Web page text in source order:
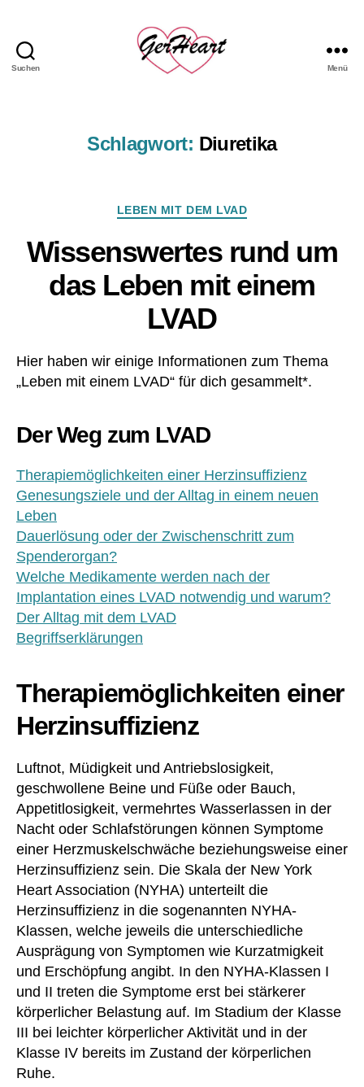
Suchen
LVAD
Hemd
Menü
Schlagwort: Diuretika
Kategorien
LEBEN MIT DEM LVAD
Wissenswertes rund um
das Leben mit einem
LVAD
Hier haben wir einige Informationen zum Thema
„Leben mit einem LVAD“ für dich gesammelt*.
Der Weg zum LVAD
Therapiemöglichkeiten einer Herzinsuffizienz
Genesungsziele und der Alltag in einem neuen
Leben
Dauerlösung oder der Zwischenschritt zum
Spenderorgan?
Welche Medikamente werden nach der
Implantation eines LVAD notwendig und warum?
Der Alltag mit dem LVAD
Begriffserklärungen
Therapiemöglichkeiten einer
Herzinsuffizienz
Luftnot, Müdigkeit und Antriebslosigkeit,
geschwollene Beine und Füße oder Bauch,
Appetitlosigkeit, vermehrtes Wasserlassen in der
Nacht oder Schlafstörungen können Symptome
einer Herzmuskelschwäche beziehungsweise einer
Herzinsuffizienz sein. Die Skala der New York
Heart Association (NYHA) unterteilt die
Herzinsuffizienz in die sogenannten NYHA-
Klassen, welche jeweils die unterschiedliche
Ausprägung von Symptomen wie Kurzatmigkeit
und Erschöpfung angibt. In den NYHA-Klassen I
und II treten die Symptome erst bei stärkerer
körperlicher Belastung auf. Im Stadium der Klasse
III bei leichter körperlicher Aktivität und in der
Klasse IV bereits im Zustand der körperlichen
Ruhe.